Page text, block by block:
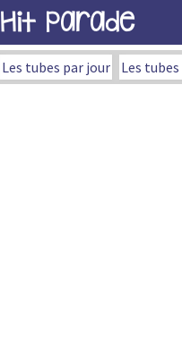
Hit Parade
Les tubes par jour Les